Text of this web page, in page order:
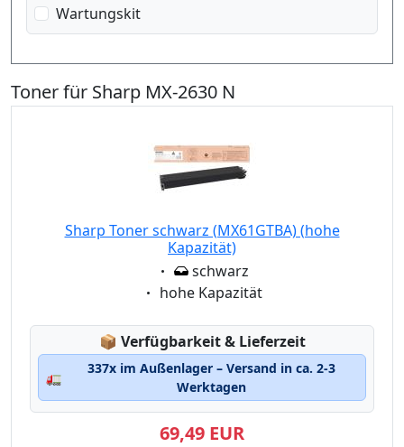
Wartungskit
Toner für Sharp MX-2630 N
Sharp Toner schwarz (MX61GTBA) (hohe
Kapazität)
Eigenschaft:
schwarz
Eigenschaft:
hohe Kapazität
📦 Lagerstatus:
Verfügbarkeit & Lieferzeit
🚛
337x im Außenlager – Versand in ca. 2-3
Werktagen
69,49 EUR